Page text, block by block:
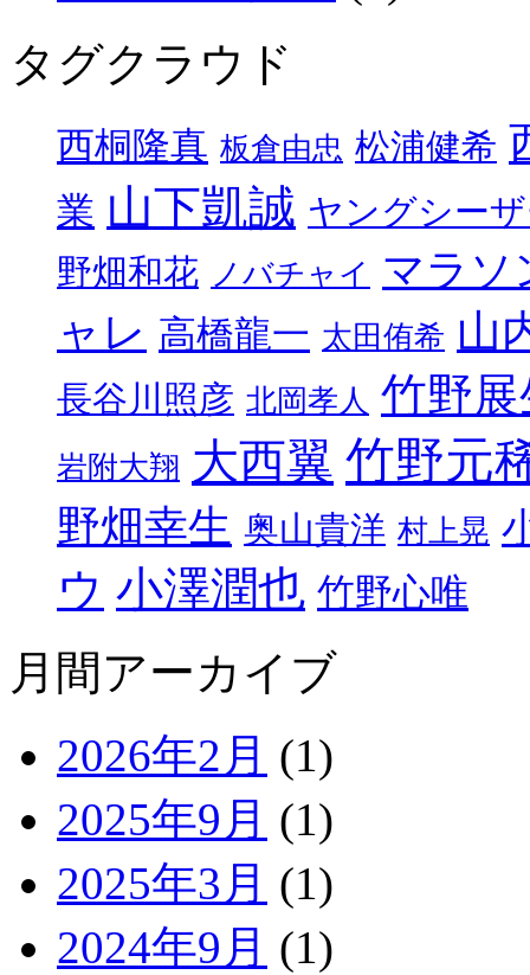
タグクラウド
西桐隆真 板倉由忠 松浦健希
業 山下凱誠 ヤングシー
野畑和花 ノバチャイ マラソ
ャレ 高橋龍一 太田侑希 山
長谷川照彦 北岡孝人 竹野展
岩附大翔 大西翼 竹野元
野畑幸生 奥山貴洋 村上晃
ウ 小澤潤也 竹野心唯
月間アーカイブ
2026年2月 (1)
2025年9月 (1)
2025年3月 (1)
2024年9月 (1)